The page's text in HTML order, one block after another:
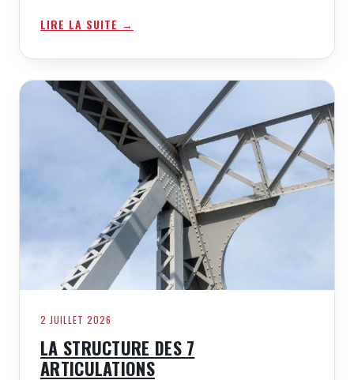
LIRE LA SUITE →
2 JUILLET 2026
LA STRUCTURE DES 7
ARTICULATIONS